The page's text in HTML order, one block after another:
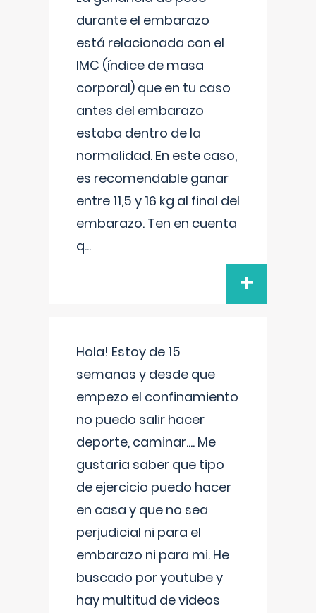
durante el embarazo
está relacionada con el
IMC (índice de masa
corporal) que en tu caso
antes del embarazo
estaba dentro de la
normalidad. En este caso,
es recomendable ganar
entre 11,5 y 16 kg al final del
embarazo. Ten en cuenta
q...
+
Hola! Estoy de 15
semanas y desde que
empezo el confinamiento
no puedo salir hacer
deporte, caminar.... Me
gustaria saber que tipo
de ejercicio puedo hacer
en casa y que no sea
perjudicial ni para el
embarazo ni para mi. He
buscado por youtube y
hay multitud de videos